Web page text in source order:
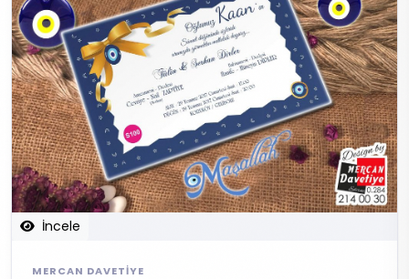
İncele
MERCAN DAVETIYE